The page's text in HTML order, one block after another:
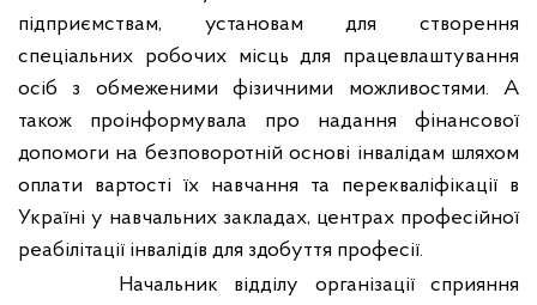
підприємствам, установам для створення
спеціальних робочих місць для працевлаштування
осіб з обмеженими фізичними можливостями. А
також проінформувала про надання фінансової
допомоги на безповоротній основі інвалідам шляхом
оплати вартості їх навчання та перекваліфікації в
Україні у навчальних закладах, центрах професійної
реабілітації інвалідів для здобуття професії.
Начальник відділу організації сприяння